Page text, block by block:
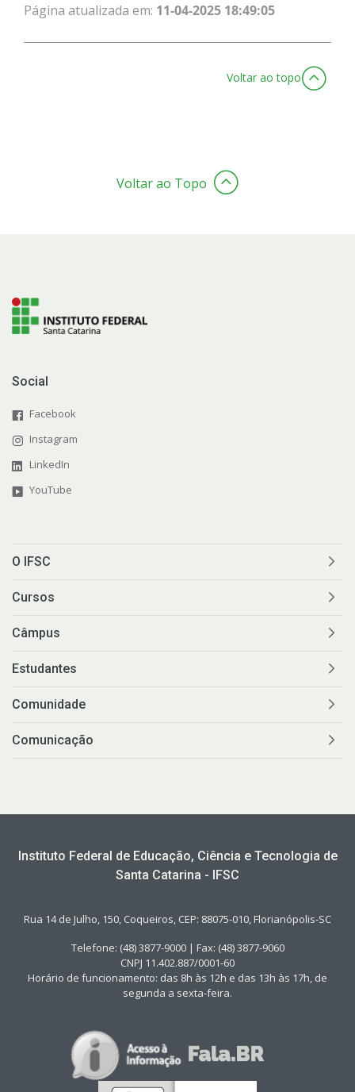
Página atualizada em: 11-04-2025 18:49:05
Voltar ao topo
Voltar ao Topo
Social
Facebook
Instagram
LinkedIn
YouTube
O IFSC
Cursos
Câmpus
Estudantes
Comunidade
Comunicação
Instituto Federal de Educação, Ciência e Tecnologia de
Santa Catarina - IFSC
Rua 14 de Julho, 150, Coqueiros, CEP: 88075-010, Florianópolis-SC
Telefone: (48) 3877-9000 | Fax: (48) 3877-9060
CNPJ 11.402.887/0001-60
Horário de funcionamento: das 8h às 12h e das 13h às 17h, de
segunda a sexta-feira.